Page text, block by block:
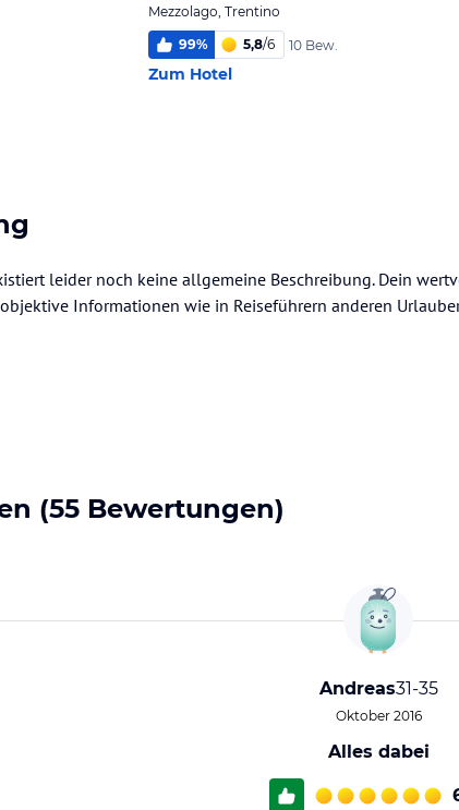
Mezzolago, Trentino
99% 5,8/6 10 Bew.
Zum Hotel
leider noch keine allgemeine Beschreibung. Dein
Informationen wie in Reiseführern anderen
(55 Bewertungen)
Andreas31-35
Oktober 2016
Alles dabei